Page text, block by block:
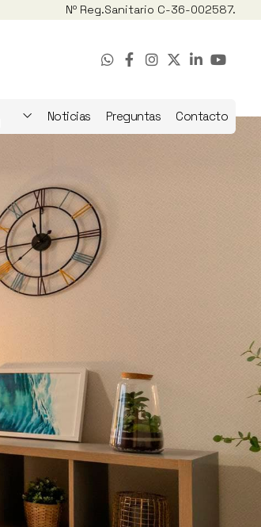
Nº Reg.Sanitario C-36-002587.
Noticias Preguntas Contacto